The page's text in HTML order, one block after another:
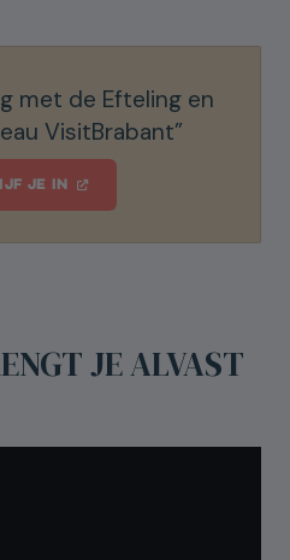
met de Efteling en
VisitBrabant”
JE IN
JE ALVAST